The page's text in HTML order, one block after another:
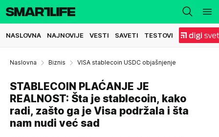
NASLOVNA NAJNOVIJE VESTI SAVETI TESTOVI
Naslovna Biznis VISA stablecoin USDC objašnjenje
STABLECOIN PLAĆANJE JE
REALNOST: Šta je stablecoin, kako
radi, zašto ga je Visa podržala i šta
nam nudi već sad